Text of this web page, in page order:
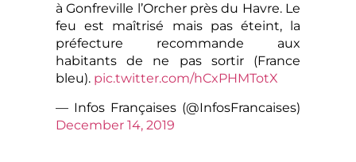
à Gonfreville l’Orcher près du Havre. Le
feu est maîtrisé mais pas éteint, la
préfecture recommande aux
habitants de ne pas sortir (France
bleu). pic.twitter.com/hCxPHMTotX
— Infos Françaises (@InfosFrancaises)
December 14, 2019